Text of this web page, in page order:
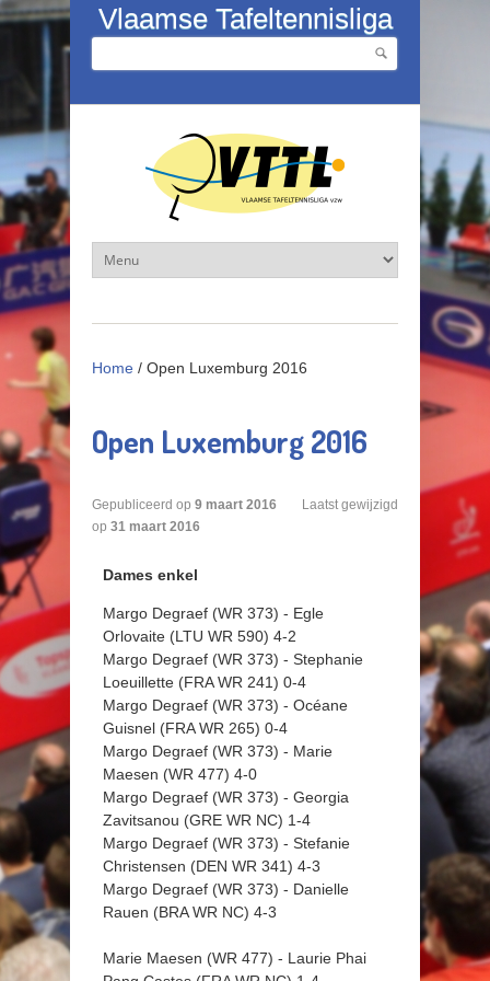
Overslaan en naar de inhoud gaan
Vlaamse Tafeltennisliga
Zoekveld
Home / Open Luxemburg 2016
Open Luxemburg 2016
Gepubliceerd op 9 maart 2016
Laatst gewijzigd
op 31 maart 2016
Dames enkel
Margo Degraef (WR 373) - Egle
Orlovaite (LTU WR 590) 4-2
Margo Degraef (WR 373) - Stephanie
Loeuillette (FRA WR 241) 0-4
Margo Degraef (WR 373) - Océane
Guisnel (FRA WR 265) 0-4
Margo Degraef (WR 373) - Marie
Maesen (WR 477) 4-0
Margo Degraef (WR 373) - Georgia
Zavitsanou (GRE WR NC) 1-4
Margo Degraef (WR 373) - Stefanie
Christensen (DEN WR 341) 4-3
Margo Degraef (WR 373) - Danielle
Rauen (BRA WR NC) 4-3
Marie Maesen (WR 477) - Laurie Phai